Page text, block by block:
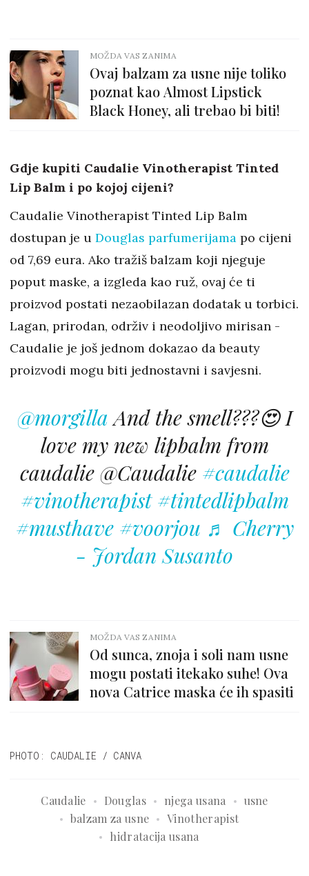
MOŽDA VAS ZANIMA
Ovaj balzam za usne nije toliko
poznat kao Almost Lipstick
Black Honey, ali trebao bi biti!
Gdje kupiti Caudalie Vinotherapist Tinted
Lip Balm i po kojoj cijeni?
Caudalie Vinotherapist Tinted Lip Balm
dostupan je u Douglas parfumerijama po cijeni
od 7,69 eura. Ako tražiš balzam koji njeguje
poput maske, a izgleda kao ruž, ovaj će ti
proizvod postati nezaobilazan dodatak u torbici.
Lagan, prirodan, održiv i neodoljivo mirisan -
Caudalie je još jednom dokazao da beauty
proizvodi mogu biti jednostavni i savjesni.
@morgillaAnd the smell???😍 I
love my new lipbalm from
caudalie @Caudalie #caudalie
#vinotherapist #tintedlipbalm
#musthave #voorjou ♬ Cherry
- Jordan Susanto
MOŽDA VAS ZANIMA
Od sunca, znoja i soli nam usne
mogu postati itekako suhe! Ova
nova Catrice maska će ih spasiti
PHOTO: CAUDALIE / CANVA
Caudalie Douglas njega usana
usne
balzam za usne
Vinotherapist
hidratacija usana